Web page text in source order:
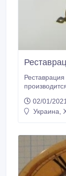
Реставрация киотов, окладов,
искусства. Реставрационная мастерская "Интарсия"
02/01/
Украина,